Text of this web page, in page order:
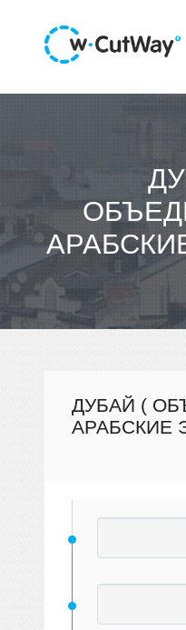
ДУБАЙ (
АРАБСКИЕ